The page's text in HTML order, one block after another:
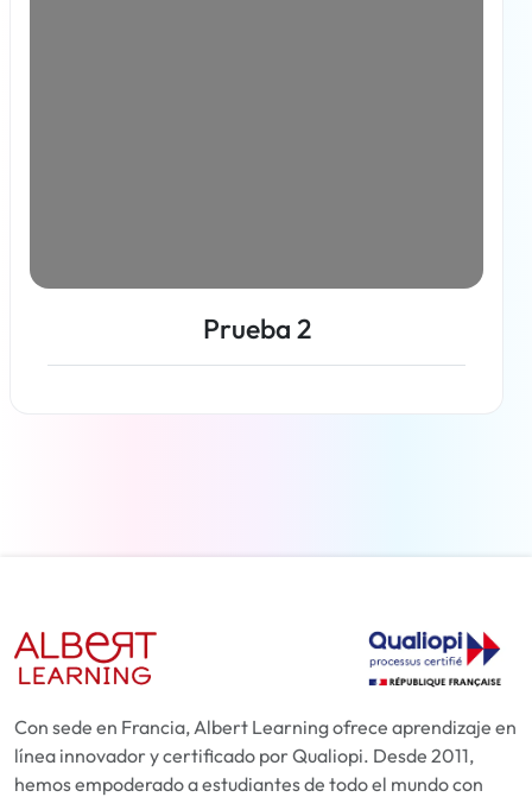
Prueba 2
Con sede en Francia, Albert Learning ofrece aprendizaje en
línea innovador y certificado por Qualiopi. Desde 2011,
hemos empoderado a estudiantes de todo el mundo con